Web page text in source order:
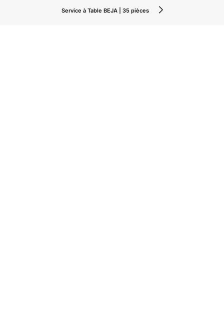
Service à Table BEJA | 35 pièces